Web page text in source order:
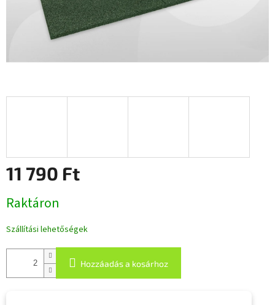
11 790 Ft
Raktáron
Szállítási lehetőségek
Hozzáadás a kosárhoz